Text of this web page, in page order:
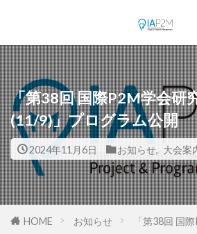
「第38回 国際P2M学会研
(11/9)」プログラム公開
2024年11月6日 お知らせ 大会案
HOME お知らせ 「第38回 国